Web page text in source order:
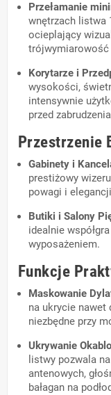
Przełamanie
wnętrzach listwa
ocieplający
trójwymiarowość
Korytarze i
wysokości,
intensywnie
przed
Przestrzenie
Gabinety i
prestiżowy
powagi i
Butiki i Salony
idealnie
wyposażeniem.
Funkcje
Maskowanie
na ukrycie nawet
niezbędne przy
Ukrywanie
listwy pozwala
antenowych,
bałagan na